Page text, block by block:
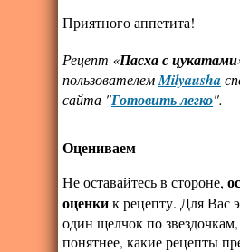
Приятного аппетита!
Рецепт «Пасха с цукатами
пользователемMilyausha
сайта "Готовить легко".
Оцениваем
Не оставайтесь в стороне,
оценкик рецепту. Для Вас
один щелчок по
понятнее, какие рецепты